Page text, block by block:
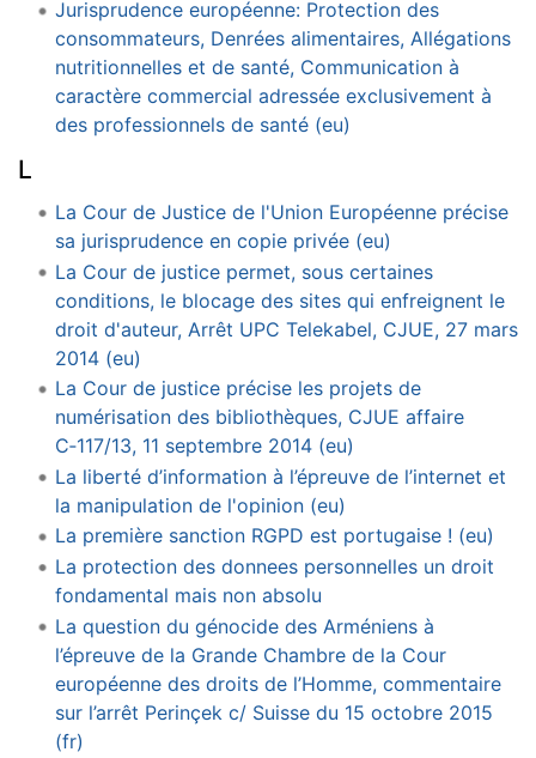
Jurisprudence européenne: Protection des
consommateurs, Denrées alimentaires, Allégations
nutritionnelles et de santé, Communication à
caractère commercial adressée exclusivement à
des professionnels de santé (eu)
L
La Cour de Justice de l'Union Européenne précise
sa jurisprudence en copie privée (eu)
La Cour de justice permet, sous certaines
conditions, le blocage des sites qui enfreignent le
droit d'auteur, Arrêt UPC Telekabel, CJUE, 27 mars
2014 (eu)
La Cour de justice précise les projets de
numérisation des bibliothèques, CJUE affaire
C‑117/13, 11 septembre 2014 (eu)
La liberté d’information à l’épreuve de l’internet et
la manipulation de l'opinion (eu)
La première sanction RGPD est portugaise ! (eu)
La protection des donnees personnelles un droit
fondamental mais non absolu
La question du génocide des Arméniens à
l’épreuve de la Grande Chambre de la Cour
européenne des droits de l’Homme, commentaire
sur l’arrêt Perinçek c/ Suisse du 15 octobre 2015
(fr)